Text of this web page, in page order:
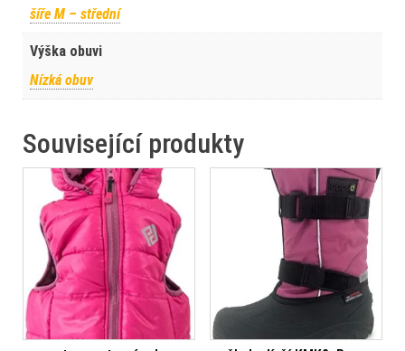
šíře M – střední
Výška obuvi
Nízká obuv
Související produkty